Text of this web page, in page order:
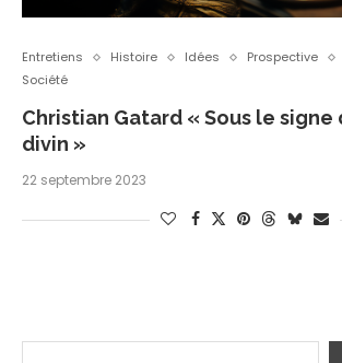
Entretiens Histoire Idées Prospective
Société
Christian Gatard « Sous le signe
divin »
22 septembre 2023